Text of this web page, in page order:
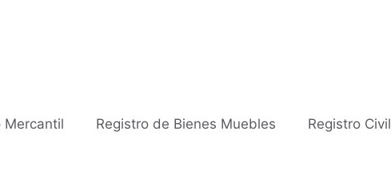
Mercantil Registro de Bienes Muebles Registro Civil